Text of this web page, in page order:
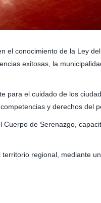
el conocimiento de la Ley
exitosas, la
para el cuidado de los
y derechos del
de Serenazgo,
regional, mediante